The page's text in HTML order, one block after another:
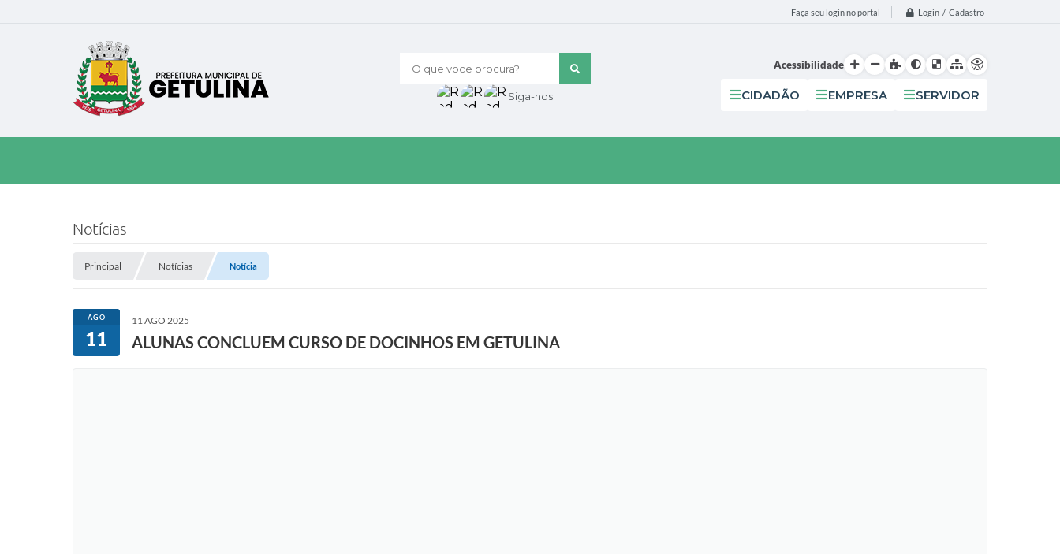
Faça seu login no portal Login / Cadastro
O que voce procura?
Siga-nos
Acessibilidade
CIDADÃO EMPRESA SERVIDOR
Notícias
Principal Notícias Notícia
AGO
11
11 AGO 2025
ALUNAS CONCLUEM CURSO DE DOCINHOS EM GETULINA